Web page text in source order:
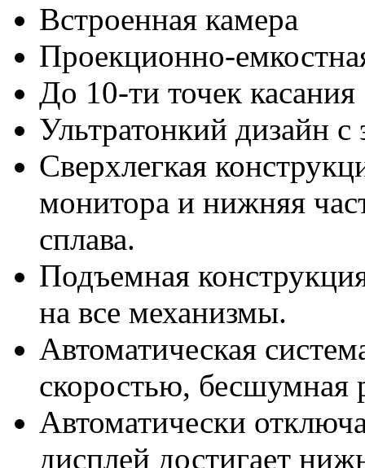
Встроенная камера
Проекционно-
До 10-ти точек касания
Ультратонкий дизайн
Сверхлегкая
монитора и нижняя
сплава.
Подъемная
на все механизмы.
Автоматическая
скоростью, бесшумная
Автоматически
дисплей достигает